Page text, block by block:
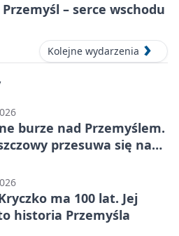
– serce wschodu
Kolejne wydarzenia
burze nad Przemyślem.
przesuwa się na
ma 100 lat. Jej
historia Przemyśla